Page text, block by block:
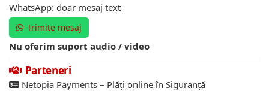
WhatsApp: doar mesaj text
Trimite mesaj
Nu oferim suport audio / video
Parteneri
Netopia Payments – Plăți online în Siguranță